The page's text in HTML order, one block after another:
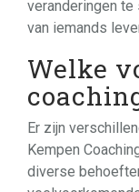
veranderingen
van iemands
Welke
Er zijn
Kempen
diverse